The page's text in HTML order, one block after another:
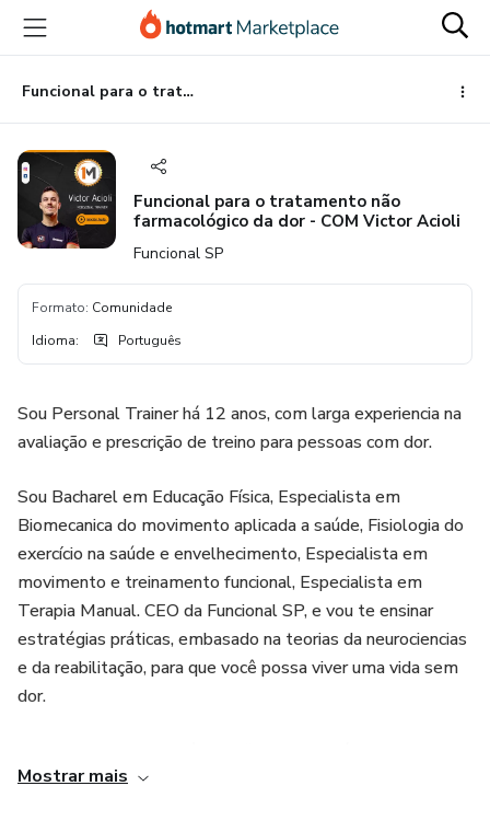
para
conteúdo
principal
para
pagamento
para
rodapé
Funcional para o tratamento não farmacológico da dor - COM Victor Acioli
Funcional para o tratamento não
farmacológico da dor - COM Victor Acioli
Funcional SP
Formato: Comunidade
Idioma: Português
Sou Personal Trainer há 12 anos, com larga experiencia na
avaliação e prescrição de treino para pessoas com dor.
Sou Bacharel em Educação Física, Especialista em
Biomecanica do movimento aplicada a saúde, Fisiologia do
exercício na saúde e envelhecimento, Especialista em
movimento e treinamento funcional, Especialista em
Terapia Manual. CEO da Funcional SP, e vou te ensinar
estratégias práticas, embasado na teorias da neurociencias
e da reabilitação, para que você possa viver uma vida sem
dor.
tratamento não farmacológico das dores crõnicas..
Mostrar mais